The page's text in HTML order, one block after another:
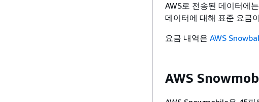
AWS로 전송된 데이터에
데이터에 대해 표준 요금
요금 내역은 AWS
AWS